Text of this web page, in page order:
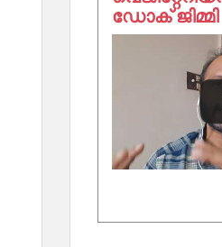
ഡോക് ജിമ്മി